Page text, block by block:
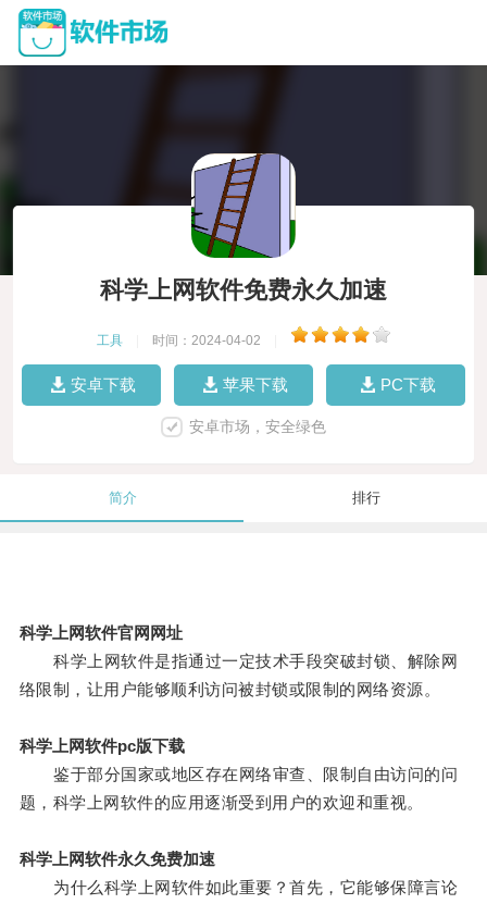
科学上网软件免费永久加速
工具 时间：2024-04-02
安卓下载 苹果下载 PC下载
安卓市场，安全绿色
简介 排行
科学上网软件官网网址
科学上网软件是指通过一定技术手段突破封锁、解除网
络限制，让用户能够顺利访问被封锁或限制的网络资源。
科学上网软件pc版下载
鉴于部分国家或地区存在网络审查、限制自由访问的问
题，科学上网软件的应用逐渐受到用户的欢迎和重视。
科学上网软件永久免费加速
为什么科学上网软件如此重要？首先，它能够保障言论